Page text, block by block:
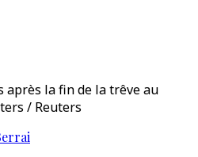
après la fin de la trêve au
/ Reuters